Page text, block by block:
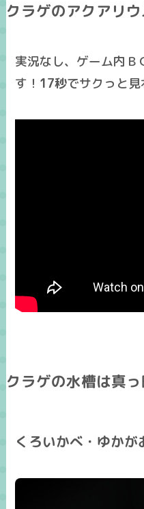
クラゲのアクアリ
実況なし、ゲーム内Ｂ
す！ 17秒でサクっと見
クラゲの水槽は真
くろいかべ・ゆかが